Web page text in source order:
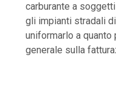
carburante a
gli impianti stradali
uniformarlo a
generale sulla